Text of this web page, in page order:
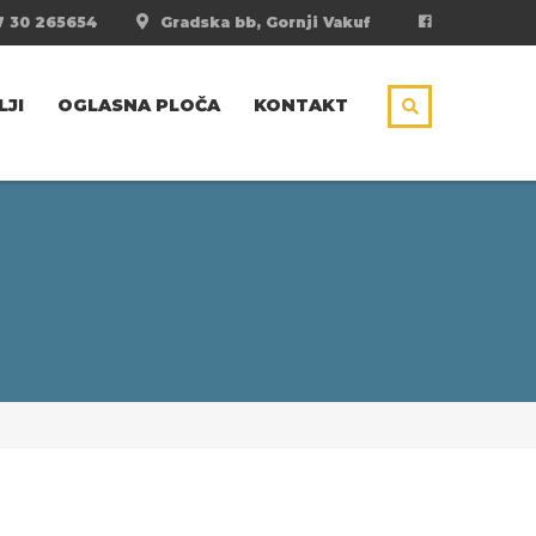
Gradska bb, Gornji Vakuf
30 265654
OGLASNA PLOČA KONTAKT